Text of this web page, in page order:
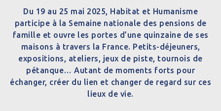
Du 19 au 25 mai 2025, Habitat et Humanisme
participe à la Semaine nationale des pensions de
famille et ouvre les portes d’une quinzaine de ses
maisons à travers la France. Petits-déjeuners,
expositions, ateliers, jeux de piste, tournois de
pétanque… Autant de moments forts pour
échanger, créer du lien et changer de regard sur ces
lieux de vie.